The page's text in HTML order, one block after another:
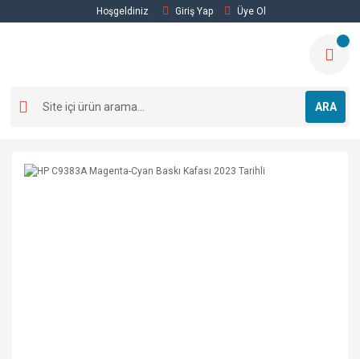
Hoşgeldiniz Giriş Yap Üye Ol
ARA